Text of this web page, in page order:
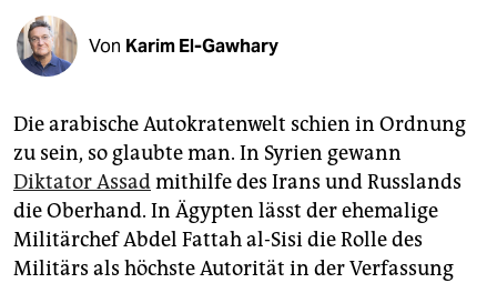
shop
fragen & hilfe
unterstützen
abo
genossenschaft
epaper login
Von Karim El-Gawhary
Die arabische Autokratenwelt schien in Ordnung
zu sein, so glaubte man. In Syrien gewann
Diktator Assadmithilfe des Irans und Russlands
die Oberhand. In Ägypten lässt der ehemalige
Militärchef Abdel Fattah al-Sisi die Rolle des
Militärs als höchste Autorität in der Verfassung